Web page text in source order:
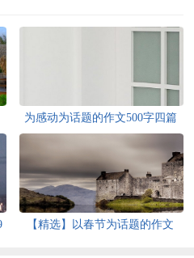
为感动为话题的作文500字四篇
【精选】以春节为话题的作文